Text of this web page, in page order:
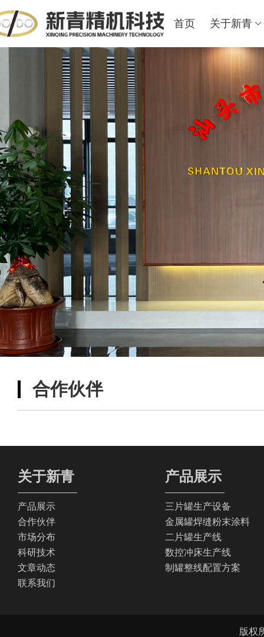
首页 关于新青
合作伙伴
关于新青
产品展示
合作伙伴
市场分布
科研技术
文章动态
联系我们
产品展示
三片罐生产设备
金属罐焊缝粉末涂料
二片罐生产线
数控冲床生产线
制罐整线配置方案
版权